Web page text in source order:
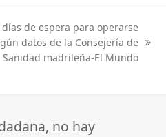
días de espera para operarse
datos de la Consejería de
Sanidad madrileña-El Mundo
no hay